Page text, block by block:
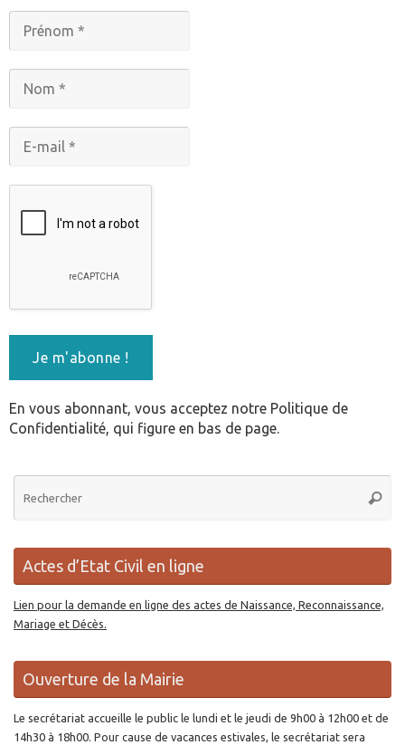
En vous abonnant, vous acceptez notre Politique de
Confidentialité, qui figure en bas de page.
Actes d’Etat Civil en ligne
Lien pour la demande en ligne des actes de Naissance, Reconnaissance,
Mariage et Décès.
Ouverture de la Mairie
Le secrétariat accueille le public le lundi et le jeudi de 9h00 à 12h00 et de
14h30 à 18h00. Pour cause de vacances estivales, le secrétariat sera